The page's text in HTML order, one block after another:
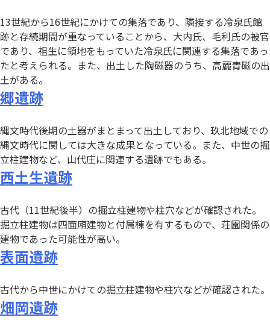
13世紀から16世紀にかけての集落であり、隣接する冷泉氏館
跡と存続期間が重なっていることから、大内氏、毛利氏の被官
であり、祖生に領地をもっていた冷泉氏に関連する集落であっ
たと考えられる。また、出土した陶磁器のうち、高麗青磁の出
土がある。
郷遺跡
縄文時代後期の土器がまとまって出土しており、玖北地域での
縄文時代に関しては大きな成果となっている。また、中世の掘
立柱建物など、山代庄に関連する遺跡でもある。
西土生遺跡
古代（11世紀後半）の掘立柱建物や柱穴などが確認された。
掘立柱建物は四面廂建物と付属棟を有するもので、荘園関係の
建物であった可能性が高い。
表面遺跡
古代から中世にかけての掘立柱建物や柱穴などが確認された。
畑岡遺跡